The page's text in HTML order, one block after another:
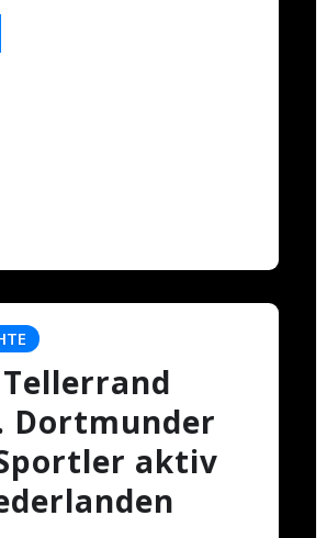
Dortmunder
aktiv